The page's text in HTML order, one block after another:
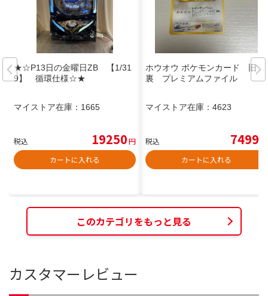
★☆P13日の金曜日ZB 【1/31
9】 循環仕様☆★
マイストア在庫： 1665
税込 19250円
カートに入れる
ホウオウ ポケモンカード 旧
裏 プレミアムファイル
マイストア在庫： 4623
税込 7499
カートに入れる
このカテゴリをもっと見る
カスタマーレビュー